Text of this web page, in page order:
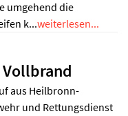
umgehend die
k...weiterlesen...
aus Heilbronn-
und Rettungsdienst